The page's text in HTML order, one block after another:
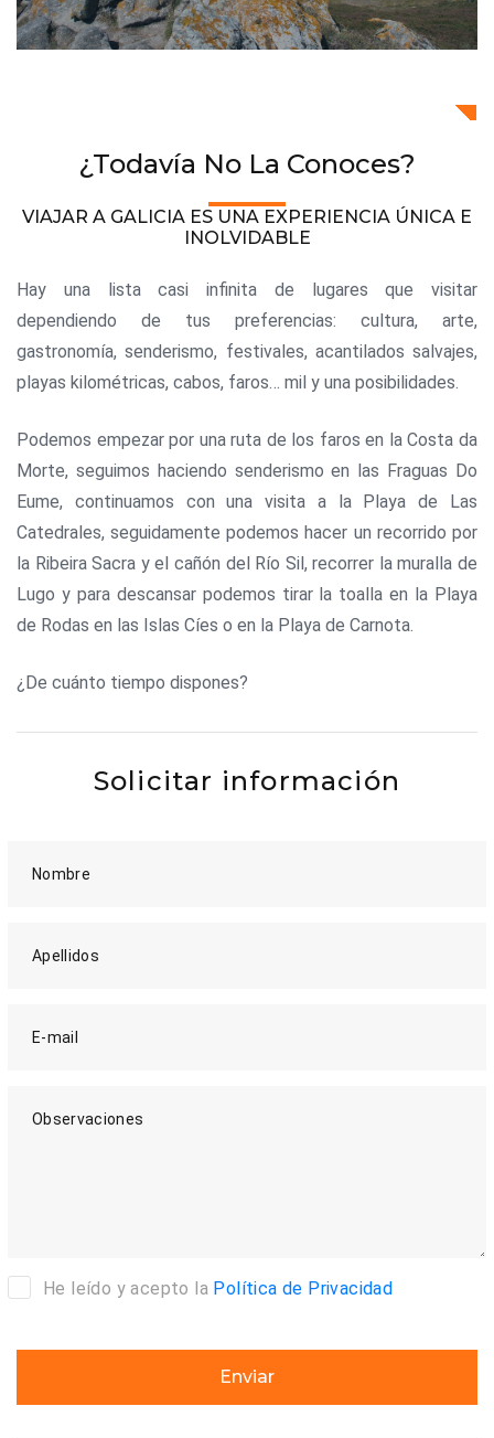
¿Todavía No La Conoces?
VIAJAR A GALICIA ES UNA EXPERIENCIA ÚNICA E
INOLVIDABLE
Hay una lista casi infinita de lugares que visitar
dependiendo de tus preferencias: cultura, arte,
gastronomía, senderismo, festivales, acantilados salvajes,
playas kilométricas, cabos, faros… mil y una posibilidades.
Podemos empezar por una ruta de los faros en la Costa da
Morte, seguimos haciendo senderismo en las Fraguas Do
Eume, continuamos con una visita a la Playa de Las
Catedrales, seguidamente podemos hacer un recorrido por
la Ribeira Sacra y el cañón del Río Sil, recorrer la muralla de
Lugo y para descansar podemos tirar la toalla en la Playa
de Rodas en las Islas Cíes o en la Playa de Carnota.
¿De cuánto tiempo dispones?
Solicitar información
Nombre
Apellidos
E-mail
Observaciones
He leído y acepto la Política de Privacidad
Enviar